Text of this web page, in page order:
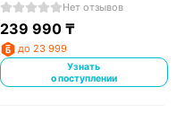
Нет отзывов
239 990 ₸
до 23 999
Узнать
о поступлении